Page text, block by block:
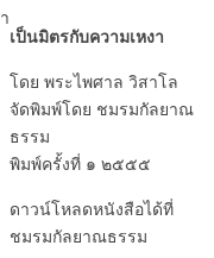
เป็นมิตรกับความเหงา
โดย พระไพศาล วิสาโล
จัดพิมพ์โดย ชมรมกัลยาณ
ธรรม
พิมพ์ครั้งที่ ๑ ๒๕๕๕
ดาวน์โหลดหนังสือได้ที่
ชมรมกัลยาณธรรม